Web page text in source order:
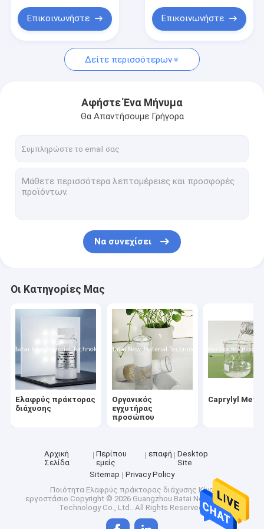
ΠΕΤΡΕΛΑΙΟ ΣΙΛΙΚΟΝΗΣ
Trimethylsiloxysilicate
Επικοινωνήστε
Διαχυσιμότητας
Επικοινωνήστε
Δείτε περισσότερων
Αφήστε Ένα Μήνυμα
Θα Απαντήσουμε Γρήγορα
Να συνεχίσει
Οι Κατηγορίες Μας
Ελαφρύς πράκτορας
διάχυσης
Οργανικός
εγχυτήρας
προσώπου
Caprylyl
Αρχική
Σελίδα
Περίπου
εμείς
επαφή
Desktop
Site
Sitemap
Privacy Policy
Ποιότητα Ελαφρύς πράκτορας διάχυσης Κίνα
εργοστάσιο.Copyright © 2026 Guangzhou Batai New Material
Technology Co., Ltd.. All Rights Reserved.